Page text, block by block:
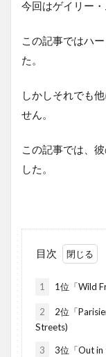
今回はゲイリー
この記事ではハ
た。
しかしそれでも
せん。
この記事では、
した。
目次
1 1位「Wild
2
2位「
Streets)
3 3位「Out in